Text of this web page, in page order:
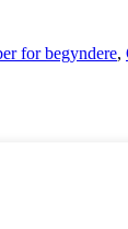
for begyndere,